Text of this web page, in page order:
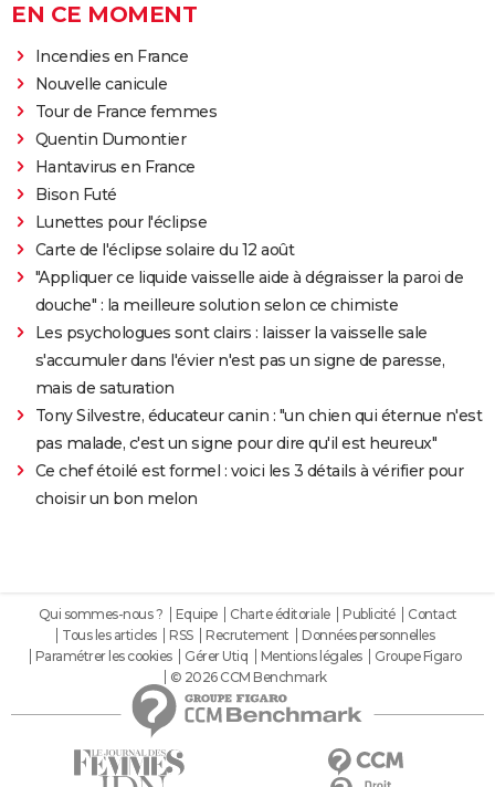
EN CE MOMENT
Incendies en France
Nouvelle canicule
Tour de France femmes
Quentin Dumontier
Hantavirus en France
Bison Futé
Lunettes pour l'éclipse
Carte de l'éclipse solaire du 12 août
"Appliquer ce liquide vaisselle aide à dégraisser la paroi de
douche" : la meilleure solution selon ce chimiste
Les psychologues sont clairs : laisser la vaisselle sale
s'accumuler dans l'évier n'est pas un signe de paresse,
mais de saturation
Tony Silvestre, éducateur canin : "un chien qui éternue n'est
pas malade, c'est un signe pour dire qu'il est heureux"
Ce chef étoilé est formel : voici les 3 détails à vérifier pour
choisir un bon melon
Qui sommes-nous ? Equipe Charte éditoriale Publicité
Contact
Tous les articles
RSS Recrutement
Données personnelles
Paramétrer les cookies
Gérer Utiq Mentions légales
Groupe Figaro
© 2026 CCM Benchmark